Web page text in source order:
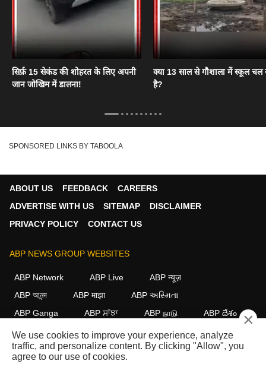
सिर्फ़ 15 सेकंड की शोहरत के लिए अपनी
जान जोखिम में डालना!
क्या 13 साल से गौशाला में स्कूल चल
है?
SPONSORED LINKS BY TABOOLA
ABOUT US FEEDBACK
CAREERS
ADVERTISE WITH US
SITEMAP
DISCLAIMER
PRIVACY POLICY
CONTACT US
ABP NEWS GROUP WEBSITES
ABP Network ABP Live
ABP न्यूज़
ABP আনন্দ
ABP माझा
ABP અસ્મિતા
ABP Ganga
ABP ਸਾਂਝਾ ABP நாடு ABP దేశం
FOLLOW US
×
We use cookies to improve your experience, analyze
traffic, and personalize content. By clicking "Allow", you
agree to our use of cookies.